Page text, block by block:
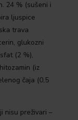
24 % (sušeni i
ljuspice
trava
glukozni
(2 %),
(iz
čaja (0,5
nisu preživari –